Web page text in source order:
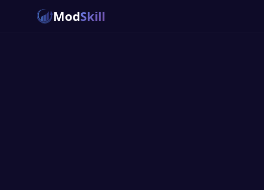
ModSkill